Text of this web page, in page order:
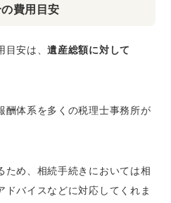
費用目安
目安は、遺産総額に対して
酬体系を多くの税理士事務所が
ため、相続手続きにおいては相
バイスなどに対応してくれま